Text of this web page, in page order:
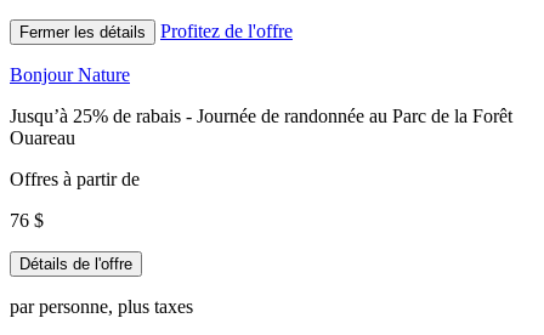
Fermer les détails Profitez de l'offre
Bonjour Nature
Jusqu’à 25% de rabais - Journée de randonnée au Parc de la Forêt
Ouareau
Offres à partir de
76 $
Détails de l'offre
par personne, plus taxes